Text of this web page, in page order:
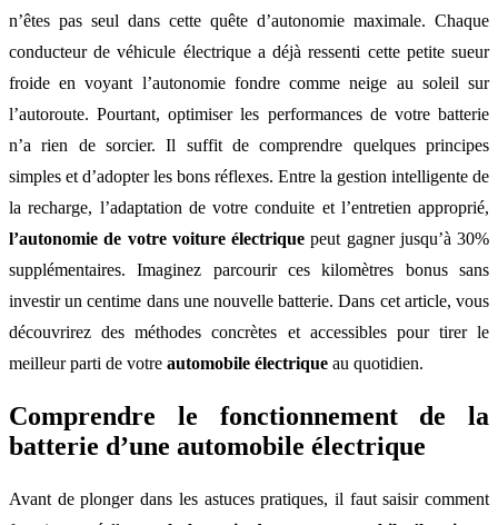
n’êtes pas seul dans cette quête d’autonomie maximale. Chaque
conducteur de véhicule électrique a déjà ressenti cette petite sueur
froide en voyant l’autonomie fondre comme neige au soleil sur
l’autoroute. Pourtant, optimiser les performances de votre batterie
n’a rien de sorcier. Il suffit de comprendre quelques principes
simples et d’adopter les bons réflexes. Entre la gestion intelligente de
la recharge, l’adaptation de votre conduite et l’entretien approprié,
l’autonomie de votre voiture électrique peut gagner jusqu’à 30%
supplémentaires. Imaginez parcourir ces kilomètres bonus sans
investir un centime dans une nouvelle batterie. Dans cet article, vous
découvrirez des méthodes concrètes et accessibles pour tirer le
meilleur parti de votre automobile électrique au quotidien.
Comprendre le fonctionnement de la
batterie d’une automobile électrique
Avant de plonger dans les astuces pratiques, il faut saisir comment